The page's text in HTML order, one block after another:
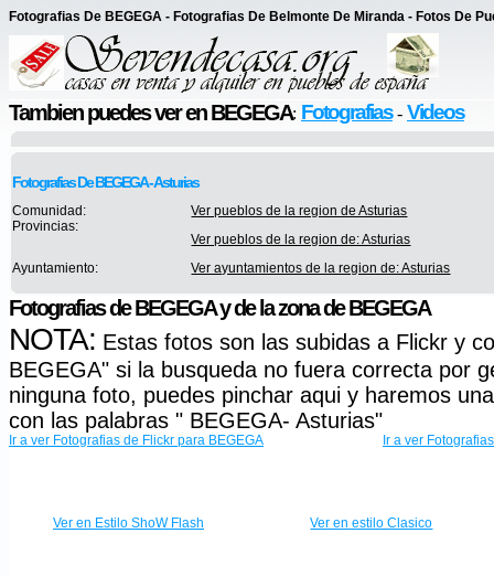
Fotografias De BEGEGA - Fotografias De Belmonte De Miranda - Fotos De
Tambien puedes ver en BEGEGA: Fotografias- Videos
Fotografias De BEGEGA - Asturias
Comunidad:
Ver pueblos de la region de Asturias
Provincias:
Ver pueblos de la region de: Asturias
Ayuntamiento:
Ver ayuntamientos de la region de: Asturias
Fotografias de BEGEGA y de la zona de BEGEGA
NOTA: Estas fotos son las subidas a Flickr y
BEGEGA" si la busqueda no fuera correcta por
ninguna foto, puedes pinchar aqui y haremos
con las palabras " BEGEGA- Asturias"
Ir a ver Fotografias de Flickr para BEGEGA Ir a ver
Ver en Estilo ShoW Flash Ver en estilo Clasico